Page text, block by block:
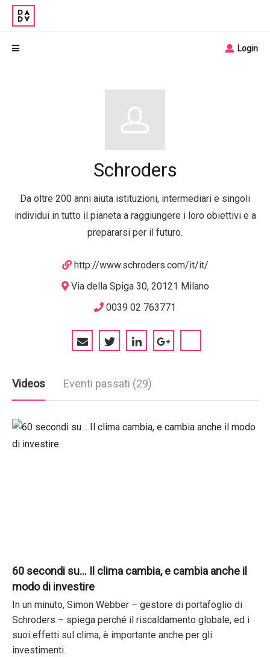
Login
Schroders
Da oltre 200 anni aiuta istituzioni, intermediari e singoli
individui in tutto il pianeta a raggiungere i loro obiettivi e a
prepararsi per il futuro.
http://www.schroders.com/it/it/
Via della Spiga 30, 20121 Milano
0039 02 763771
Videos Eventi passati (29)
60 secondi su… Il clima cambia, e cambia anche il
modo di investire
In un minuto, Simon Webber – gestore di portafoglio di
Schroders – spiega perché il riscaldamento globale, ed i
suoi effetti sul clima, è importante anche per gli
investimenti.